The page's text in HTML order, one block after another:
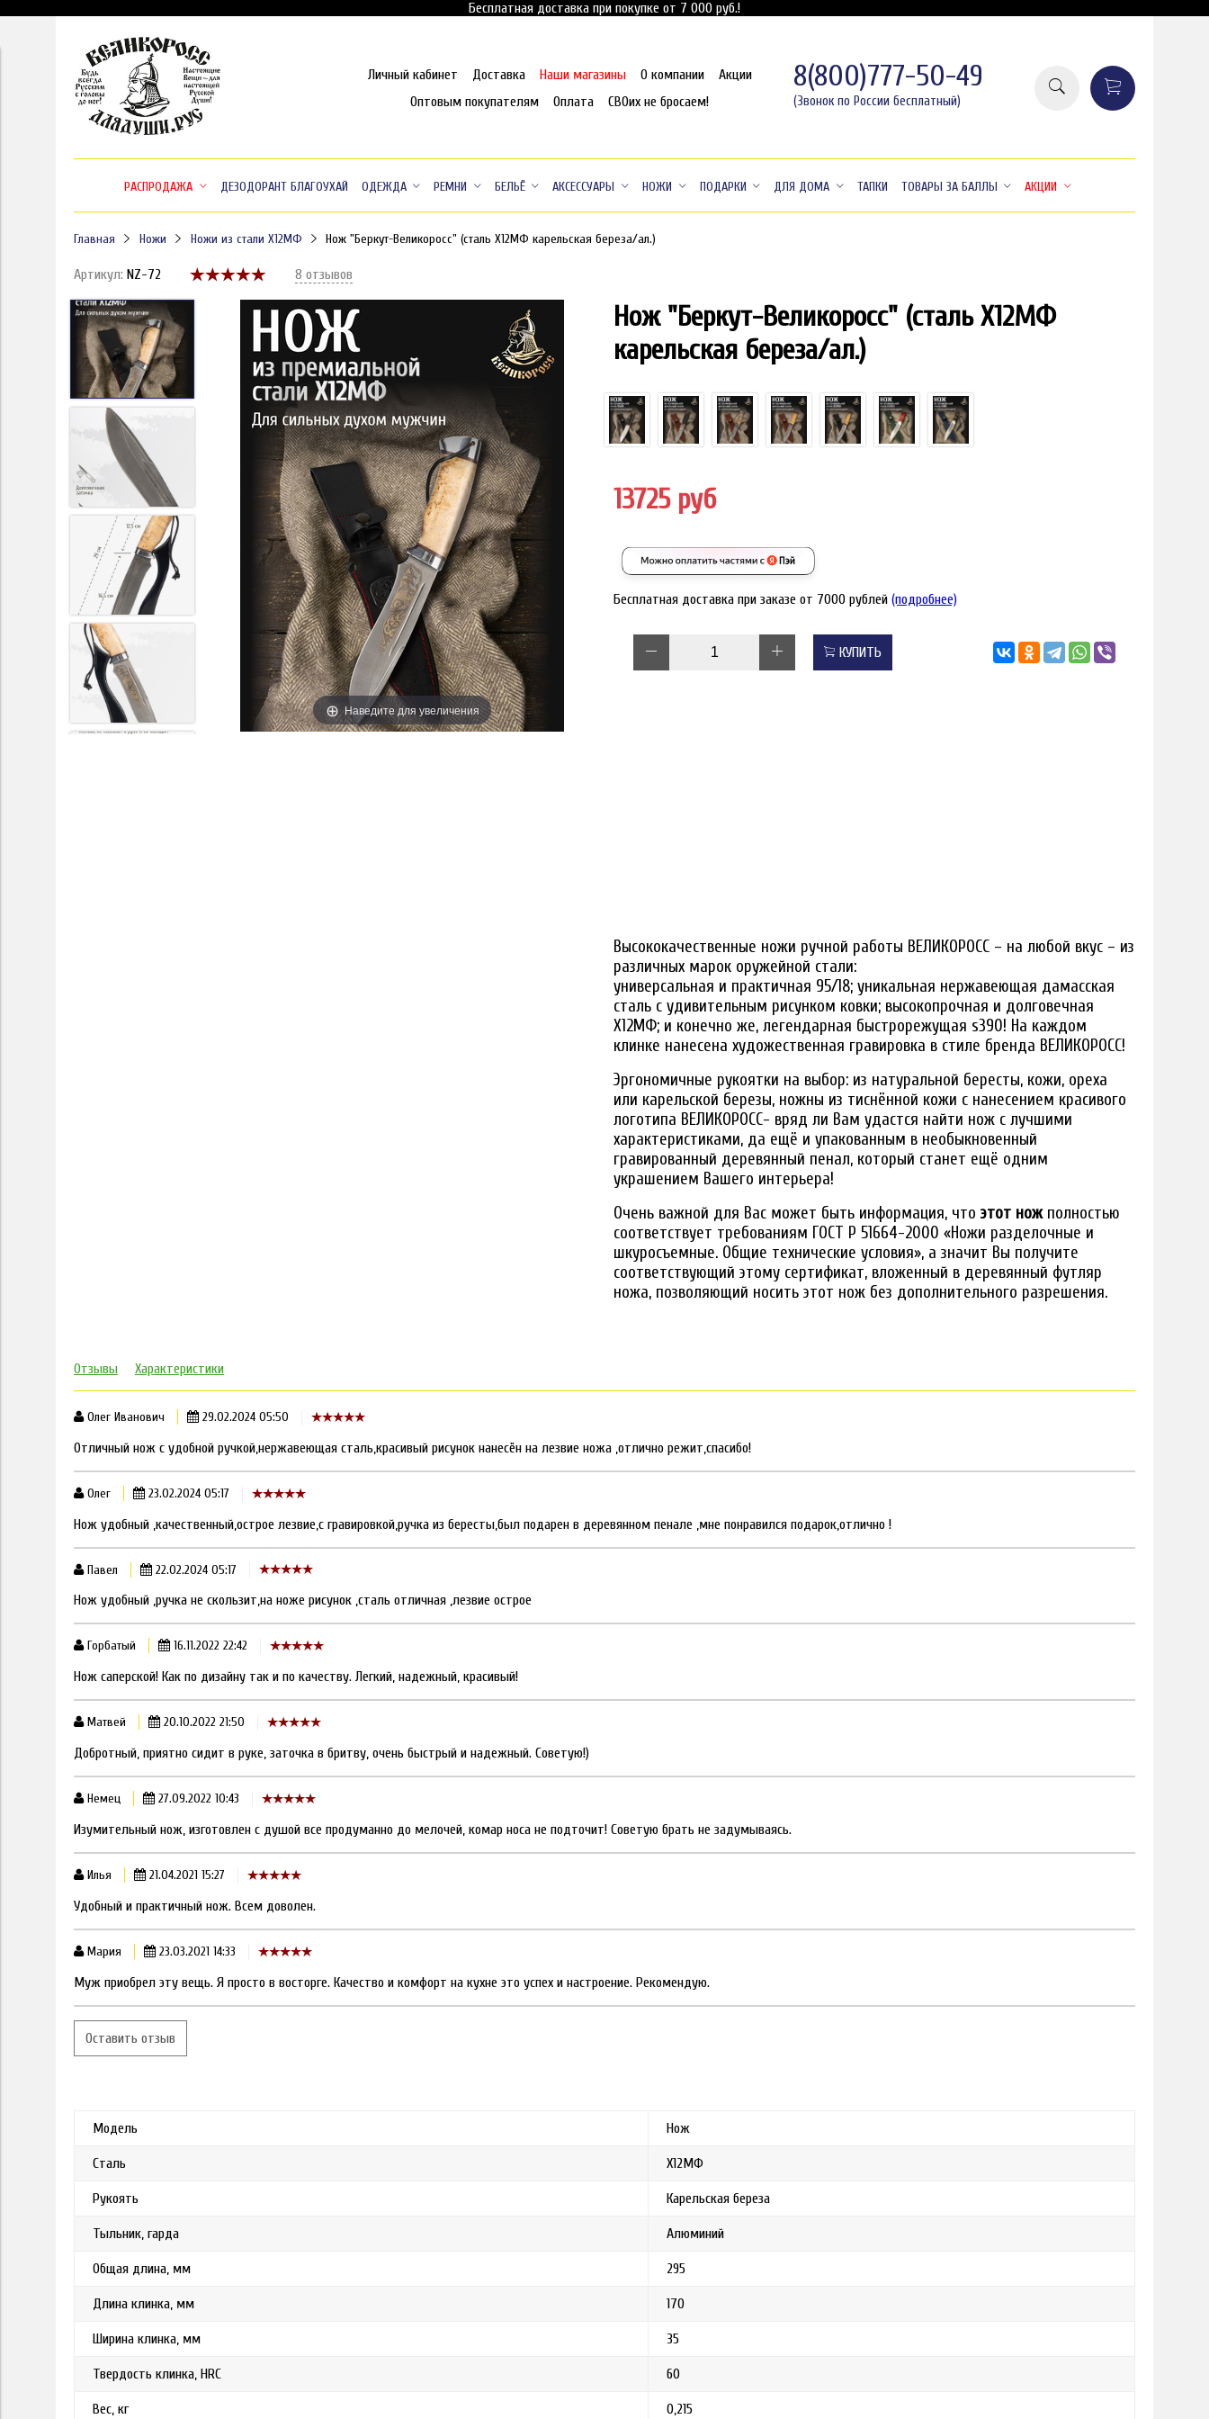
Бесплатная доставка при покупке от 7 000 руб.!
Личный кабинет Доставка Наши магазины О компании
Акции
Оптовым покупателям
Оплата СВОих не бросаем!
8(800)777-50-49
(Звонок по России бесплатный)
РАСПРОДАЖА ДЕЗОДОРАНТ БЛАГОУХАЙ ОДЕЖДА РЕМНИ БЕЛЬЁ АКСЕССУАРЫ НОЖИ ПОДАРКИ ДЛЯ ДОМА ТАПКИ ТОВАРЫ ЗА БАЛЛЫ АКЦИИ
Главная Ножи Ножи из стали Х12МФ Нож "Беркут-Великоросс" (сталь Х12МФ карельская береза/ал.)
Артикул: NZ-72 8 отзывов
Наведите для увеличения
Нож "Беркут-Великоросс" (сталь Х12МФ
карельская береза/ал.)
13725 руб
Бесплатная доставка при заказе от 7000 рублей (подробнее)
КУПИТЬ
Высококачественные ножи ручной работы ВЕЛИКОРОСС – на любой вкус – из
различных марок оружейной стали:
универсальная и практичная 95/18; уникальная нержавеющая дамасская
сталь с удивительным рисунком ковки; высокопрочная и долговечная
Х12МФ; и конечно же, легендарная быстрорежущая s390! На каждом
клинке нанесена художественная гравировка в стиле бренда ВЕЛИКОРОСС!
Эргономичные рукоятки на выбор: из натуральной бересты, кожи, ореха
или карельской березы, ножны из тиснённой кожи с нанесением красивого
логотипа ВЕЛИКОРОСС- вряд ли Вам удастся найти нож с лучшими
характеристиками, да ещё и упакованным в необыкновенный
гравированный деревянный пенал, который станет ещё одним
украшением Вашего интерьера!
Очень важной для Вас может быть информация, чтоэтот ножполностью
соответствует требованиям ГОСТ Р 51664-2000 «Ножи разделочные и
шкуросъемные. Общие технические условия», а значит Вы получите
соответствующий этому сертификат, вложенный в деревянный футляр
ножа, позволяющий носить этот нож без дополнительного разрешения.
Отзывы Характеристики
Олег Иванович 29.02.2024 05:50
Отличный нож с удобной ручкой,нержавеющая сталь,красивый рисунок нанесён на лезвие ножа ,отлично режит,спасибо!
Олег 23.02.2024 05:17
Нож удобный ,качественный,острое лезвие,с гравировкой,ручка из бересты,был подарен в деревянном пенале ,мне понравился подарок,отлично !
Павел 22.02.2024 05:17
Нож удобный ,ручка не скользит,на ноже рисунок ,сталь отличная ,лезвие острое
Горбатый 16.11.2022 22:42
Нож саперской! Как по дизайну так и по качеству. Легкий, надежный, красивый!
Матвей 20.10.2022 21:50
Добротный, приятно сидит в руке, заточка в бритву, очень быстрый и надежный. Советую!)
Немец 27.09.2022 10:43
Изумительный нож, изготовлен с душой все продуманно до мелочей, комар носа не подточит! Советую брать не задумываясь.
Илья 21.04.2021 15:27
Удобный и практичный нож. Всем доволен.
Мария 23.03.2021 14:33
Муж приобрел эту вещь. Я просто в восторге. Качество и комфорт на кухне это успех и настроение. Рекомендую.
Оставить отзыв
Модель Нож
Сталь Х12МФ
Рукоять Карельская береза
Тыльник, гарда Алюминий
Общая длина, мм 295
Длина клинка, мм 170
Ширина клинка, мм 35
Твердость клинка, HRC 60
Вес, кг 0,215